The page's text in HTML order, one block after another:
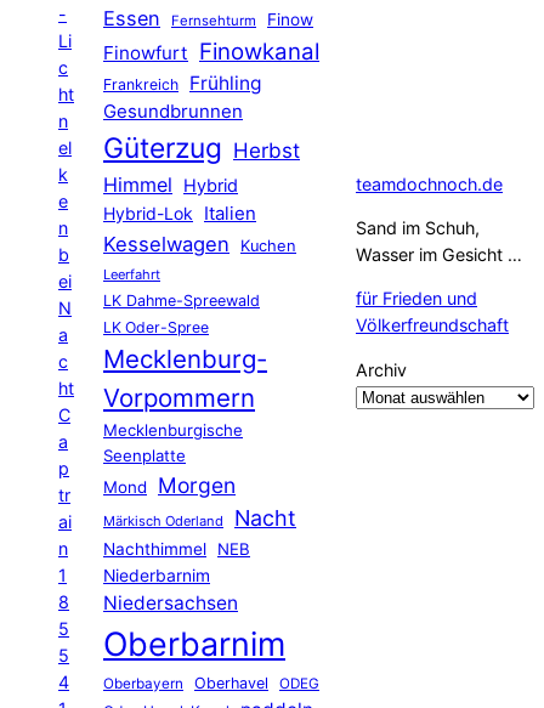
-
Li
c
ht
n
el
k
e
n
b
ei
N
a
c
ht
C
a
p
tr
ai
n
1
8
5
5
4
Essen Fernsehturm Finow
Finowfurt Finowkanal
Frankreich Frühling
Gesundbrunnen
Güterzug Herbst
Himmel
Hybrid
Hybrid-Lok Italien
Kesselwagen Kuchen
Leerfahrt
LK Dahme-Spreewald
LK Oder-Spree
Mecklenburg-
Vorpommern
Mecklenburgische
Seenplatte
Mond
Morgen
Märkisch Oderland Nacht
Nachthimmel
NEB
Niederbarnim
Niedersachsen
Oberbarnim
Oberbayern Oberhavel ODEG
teamdochnoch.de
Sand im Schuh,
Wasser im Gesicht …
für Frieden und
Völkerfreundschaft
Archiv